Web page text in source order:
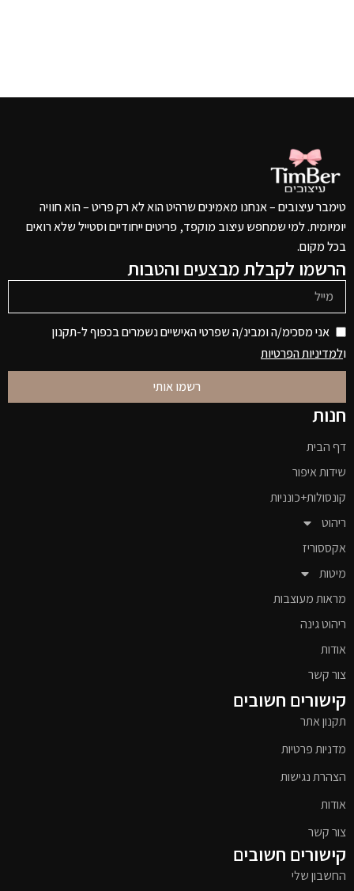
טימבר עיצובים – אנחנו מאמינים שרהיט הוא לא רק פריט – הוא חוויה
יומיומית. למי שמחפש עיצוב מוקפד, פריטים ייחודיים וסטייל שלא רואים
בכל מקום.
הרשמו לקבלת מבצעים והטבות
אני מסכימ/ה ומבינ/ה שפרטי האישיים נשמרים בכפוף ל-תקנון
ולמדיניות הפרטיות
רשמו אותי
חנות
דף הבית
שידות איפור
קונסולות+כונניות
ריהוט
אקססוריז
מיטות
מראות מעוצבות
ריהוט גינה
אודות
צור קשר
קישורים חשובים
תקנון אתר
מדניות פרטיות
הצהרת נגישות
אודות
צור קשר
קישורים חשובים
החשבון שלי